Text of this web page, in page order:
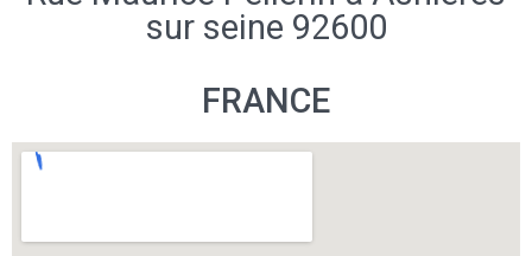
sur seine 92600
FRANCE